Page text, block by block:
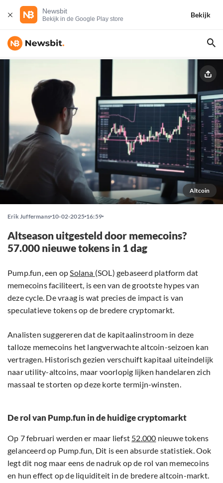
Newsbit
Bekijk in de Google Play store
Bekijk
Altcoin
Erik Juffermans 10-02-2025 16:59
Altseason uitgesteld door memecoins?
57.000 nieuwe tokens in 1 dag
Pump.fun, een opSolana (SOL) gebaseerd platform dat
memecoins faciliteert, is een van de grootste hypes van
deze cycle. De vraag is wat precies de impact is van
speculatieve tokens op de bredere cryptomarkt.
Analisten suggereren dat de kapitaalinstroom in deze
talloze memecoins het langverwachte altcoin-seizoen kan
vertragen. Historisch gezien verschuift kapitaal uiteindelijk
naar utility-altcoins, maar voorlopig lijken handelaren zich
massaal te storten op deze korte termijn-winsten.
De rol van Pump.fun in de huidige cryptomarkt
Op 7 februari werden er maar liefst 52.000 nieuwe tokens
gelanceerd op Pump.fun, Dit is een absurde statistiek. Ook
legt dit nog maar eens de nadruk op de rol van memecoins
en hun effect op de liquiditeit in de bredere altcoin-markt.